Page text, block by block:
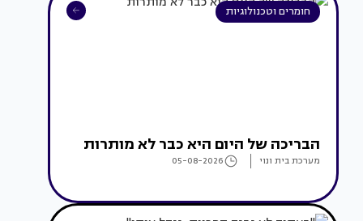
חומרים וטכנולוגיות
הבריכה של היום היא כבר לא מותרות
מערכת בית ונוי 05-08-2026